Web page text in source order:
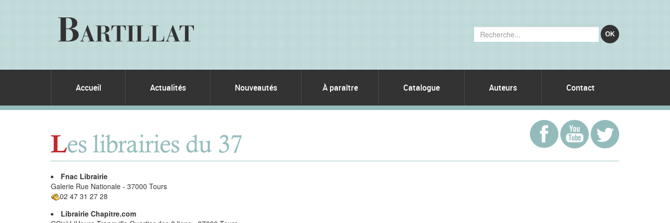
OK
Accueil Actualités Nouveautés À paraître Catalogue Auteurs Contact
Les librairies du 37
Fnac Librairie
Galerie Rue Nationale - 37000 Tours
02 47 31 27 28
Librairie Chapitre.com